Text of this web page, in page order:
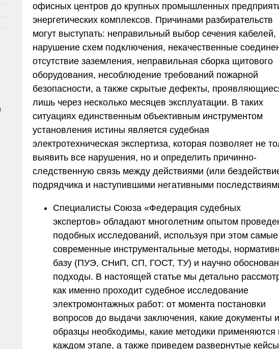
офисных центров до крупных промышленных
энергетических комплексов. Причинами разбирательств
могут выступать: неправильный выбор сечения кабелей,
нарушение схем подключения, некачественные
отсутствие заземления, неправильная сборка щитового
оборудования, несоблюдение требований пожарной
безопасности, а также скрытые дефекты,
лишь через несколько месяцев эксплуатации. В таких
ситуациях единственным объективным инструментом
установления истины является судебная
электротехническая экспертиза, которая позволяет не
выявить все нарушения, но и определить причинно-
следственную связь между действиями (или
подрядчика и наступившими негативными
Специалисты Союза «Федерация судебных
экспертов» обладают многолетним опытом
подобных исследований, используя при этом самые
современные инструментальные методы,
базу (ПУЭ, СНиП, СП, ГОСТ, ТУ) и научно
подходы. В настоящей статье мы детально
как именно проходит судебное исследование
электромонтажных работ: от момента постановки
вопросов до выдачи заключения, какие документы и
образцы необходимы, какие методики применяются
каждом этапе, а также приведем развернутые